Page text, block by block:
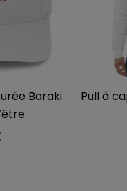
Baraki
Pull à